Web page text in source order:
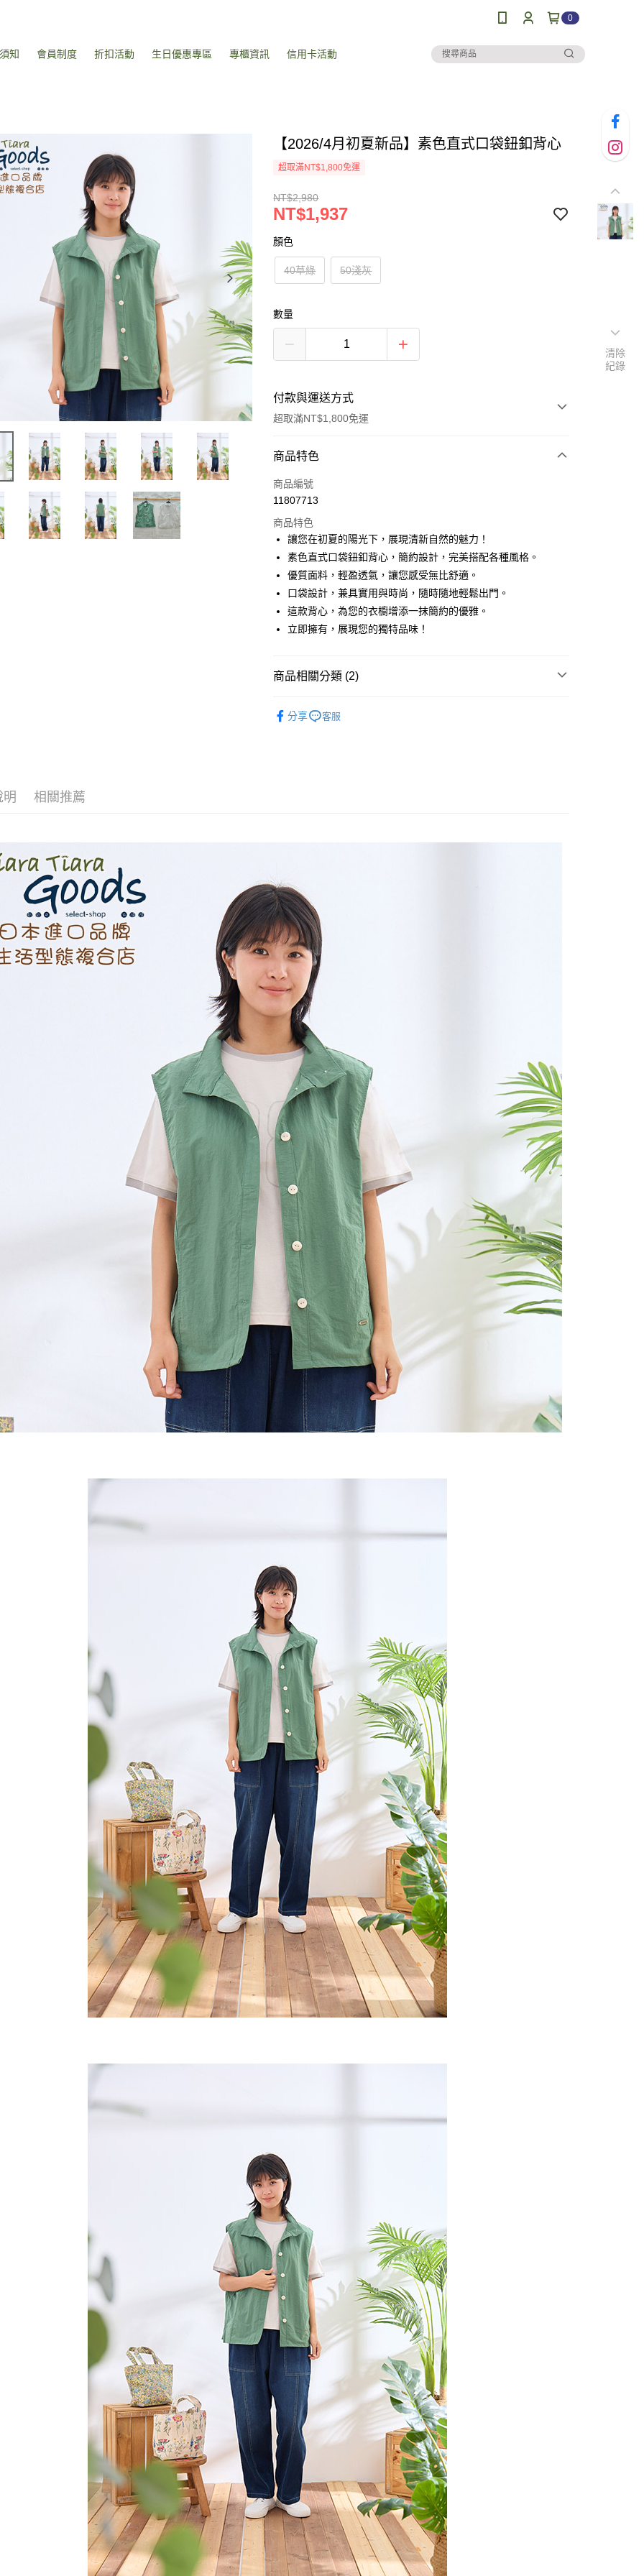
0
知 會員制度 折扣活動 生日優惠專區 專櫃資訊 信用卡活動
【2026/4月初夏新品】素色直式口袋鈕釦背心
超取滿NT$1,800免運
NT$2,980
NT$1,937
顏色
40草綠 50淺灰
數量
付款與運送方式
超取滿NT$1,800免運
付款方式
信用卡一次付款
LINE Pay
Apple Pay
悠遊付
Google Pay
AFTEE先享後付
相關說明
AFTEE先享後付是「在收到商品之後才付款」的支付方式。 讓您購物簡單
便利好安心！
３．收到繳費通知簡訊後14天內，點擊此簡訊中的連結，可透過四大超商
絡購買商品的店家。未經商家同意取消之訂單仍視為有效，需透過AFTEE
先享後付繳納相關費用。
※ 交易是否成功請以「AFTEE先享後付 」之結帳頁面顯示為準，若有關於
是否繳費成功／繳費後需取消欲退款等相關疑問，請聯繫「AFTEE先享後
付客戶支援中心」
【注意事項】
１．透過由恩沛科技股份有限公司提供之「AFTEE先享後付」服務完成之
交易，需依本服務之必要範圍內提供個人資料，並將交易相關給付款項請
求債權轉讓予恩沛科技股份有限公司。
２．關於個人資料處理事宜，請瀏覽以下網址：
https://aftee.tw/terms/#terms3
３．未成年的使用者請事先徵得法定代理人或監護人之同意方可使用
「AFTEE先享後付」，若未經同意申辦者引起之損失，本公司不負相關責
任。
４．使用「AFTEE先享後付」時，將依據個別帳號之用戶狀況，依本公司
即時審查核予不同之上限額度；若仍有額度不足之情形，本公司將視審查
結果請求用戶進行身份認證。
５．嚴禁一人註冊多個帳號或使用他人資訊註冊。若發現惡意使用之情
形，恩沛科技股份有限公司將有權停止該用戶之使用額度並採取法律行
動。
ATM付款
每筆NT$60，滿NT$2,000(含以上)免運費
付款後7-11取貨
每筆NT$60，滿NT$2,000(含以上)免運費
黑貓宅急便(包裹尺寸60cm以下)
每筆NT$100，滿NT$2,000(含以上)免運費
黑貓宅急便(包裹尺寸90cm以下)
每筆NT$140，滿NT$2,000(含以上)免運費
商品特色
商品編號
11807713
商品特色
讓您在初夏的陽光下，展現清新自然的魅力！
素色直式口袋鈕釦背心，簡約設計，完美搭配各種風格。
優質面料，輕盈透氣，讓您感受無比舒適。
口袋設計，兼具實用與時尚，隨時隨地輕鬆出門。
這款背心，為您的衣櫥增添一抹簡約的優雅。
立即擁有，展現您的獨特品味！
商品相關分類 (2)
分享 客服
明 相關推薦
清除
紀錄